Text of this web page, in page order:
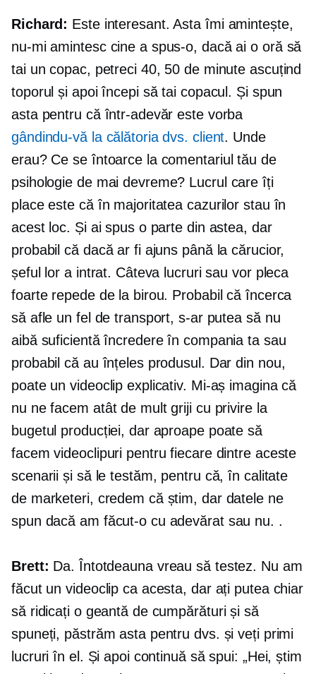
Richard: Este interesant. Asta îmi amintește,
nu-mi amintesc cine a spus-o, dacă ai o oră să
tai un copac, petreci 40, 50 de minute ascuțind
toporul și apoi începi să tai copacul. Și spun
asta pentru că într-adevăr este vorba
gândindu-vă la călătoria dvs. client. Unde
erau? Ce se întoarce la comentariul tău de
psihologie de mai devreme? Lucrul care îți
place este că în majoritatea cazurilor stau în
acest loc. Și ai spus o parte din astea, dar
probabil că dacă ar fi ajuns până la cărucior,
șeful lor a intrat. Câteva lucruri sau vor pleca
foarte repede de la birou. Probabil că încerca
să afle un fel de transport, s-ar putea să nu
aibă suficientă încredere în compania ta sau
probabil că au înțeles produsul. Dar din nou,
poate un videoclip explicativ. Mi-aș imagina că
nu ne facem atât de mult griji cu privire la
bugetul producției, dar aproape poate să
facem videoclipuri pentru fiecare dintre aceste
scenarii și să le testăm, pentru că, în calitate
de marketeri, credem că știm, dar datele ne
spun dacă am făcut-o cu adevărat sau nu. .
Brett: Da. Întotdeauna vreau să testez. Nu am
făcut un videoclip ca acesta, dar ați putea chiar
să ridicați o geantă de cumpărături și să
spuneți, păstrăm asta pentru dvs. și veți primi
lucruri în el. Și apoi continuă să spui: „Hei, știm